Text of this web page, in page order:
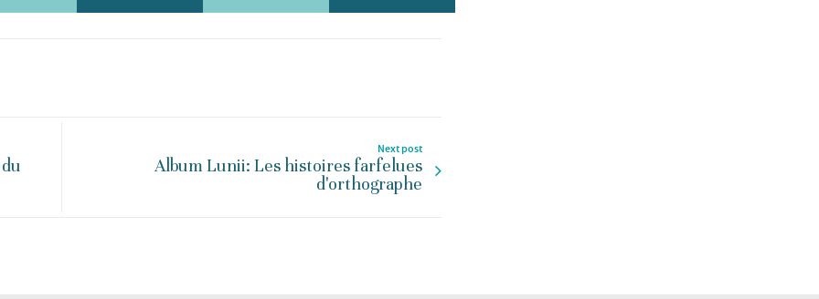
Next post
Album Lunii: Les histoires farfelues
d'orthographe